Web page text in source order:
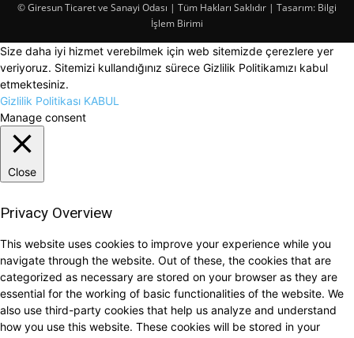
© Giresun Ticaret ve Sanayi Odası | Tüm Hakları Saklıdır | Tasarım: Bilgi
İşlem Birimi
Size daha iyi hizmet verebilmek için web sitemizde çerezlere yer
veriyoruz. Sitemizi kullandığınız sürece Gizlilik Politikamızı kabul
etmektesiniz.
Gizlilik Politikası KABUL
Manage consent
Close
Privacy Overview
This website uses cookies to improve your experience while you
navigate through the website. Out of these, the cookies that are
categorized as necessary are stored on your browser as they are
essential for the working of basic functionalities of the website. We
also use third-party cookies that help us analyze and understand
how you use this website. These cookies will be stored in your